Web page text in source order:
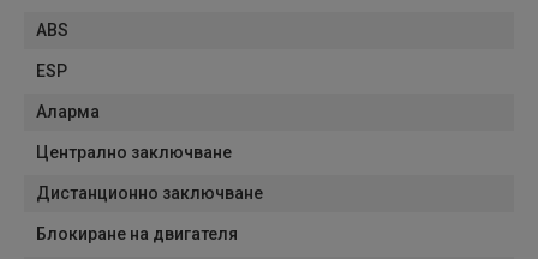
ABS
ESP
Аларма
Централно заключване
Дистанционно заключване
Блокиране на двигателя